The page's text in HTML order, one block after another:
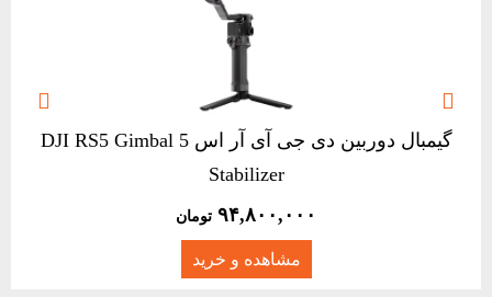
گیمبال دوربین دی جی آی آر اس 5 DJI RS5 Gimbal
Stabilizer
۹۴,۸۰۰,۰۰۰ تومان
مشاهده و خرید
 